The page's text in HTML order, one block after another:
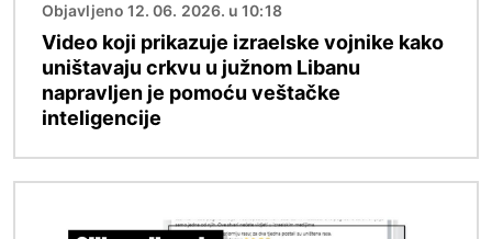
Objavljeno 12. 06. 2026. u 10:18
Video koji prikazuje izraelske vojnike kako
uništavaju crkvu u južnom Libanu
napravljen je pomoću veštačke
inteligencije